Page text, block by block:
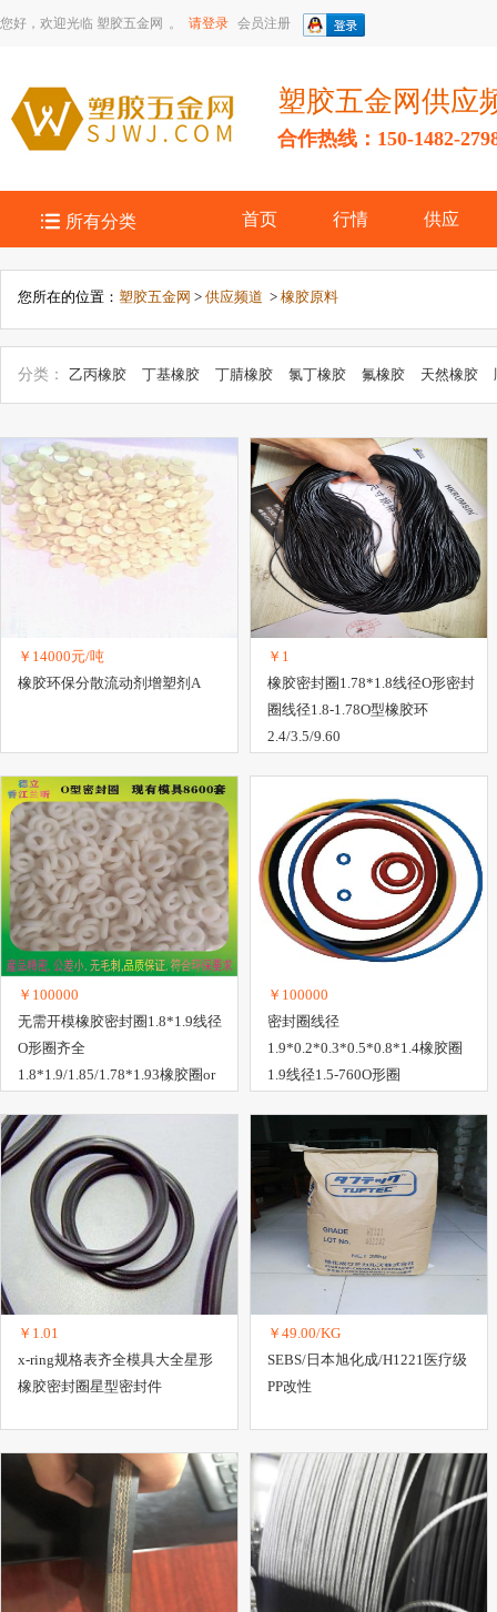
您好，欢迎光临 塑胶五金网 。 请登录 会员注册
塑胶五金网供应
合作热线：150-1482-
 所有分类 首页 行情 供应
您所在的位置： 塑胶五金网 > 供应频道 > 橡胶原料
分类： 乙丙橡胶 丁基橡胶 丁腈橡胶 氯丁橡胶 氟橡胶 天然橡胶
橡胶
聚氨酯橡胶 废旧橡胶 其他橡胶原料
￥14000元/吨
橡胶环保分散流动剂增塑剂A
￥1
橡胶密封圈1.78*1.8线径O形密封
圈线径1.8-1.78O型橡胶环
2.4/3.5/9.60
￥100000
无需开模橡胶密封圈1.8*1.9线径
O形圈齐全
1.8*1.9/1.85/1.78*1.93橡胶圈or
￥100000
密封圈线径
1.9*0.2*0.3*0.5*0.8*1.4橡胶圈
1.9线径1.5-760O形圈
￥1.01
x-ring规格表齐全模具大全星形
橡胶密封圈星型密封件
￥49.00/KG
SEBS/日本旭化成/H1221医疗级
PP改性